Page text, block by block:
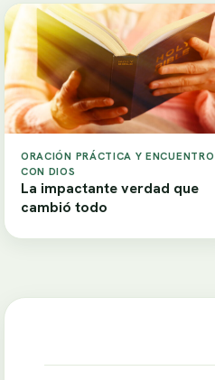
ORACIÓN PRÁCTICA Y ENCUENTRO
CON DIOS
La impactante verdad que
cambió todo